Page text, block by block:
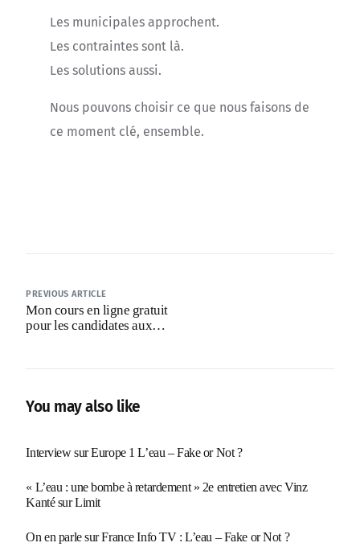
Les municipales approchent.
Les contraintes sont là.
Les solutions aussi.
Nous pouvons choisir ce que nous faisons de
ce moment clé, ensemble.
PREVIOUS ARTICLE
Mon cours en ligne gratuit
pour les candidates aux
You may also like
Interview sur Europe 1 L’eau – Fake or Not ?
« L’eau : une bombe à retardement » 2e entretien avec Vinz
Kanté sur Limit
On en parle sur France Info TV : L’eau – Fake or Not ?